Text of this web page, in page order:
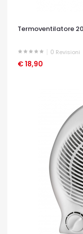
Termoventilatore
0 Revisioni
€ 18,90
OCCHIATA VELOCE